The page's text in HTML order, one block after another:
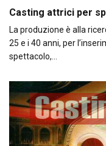
Casting attrici per
La produzione è alla
25 e i 40 anni, per
spettacolo,…